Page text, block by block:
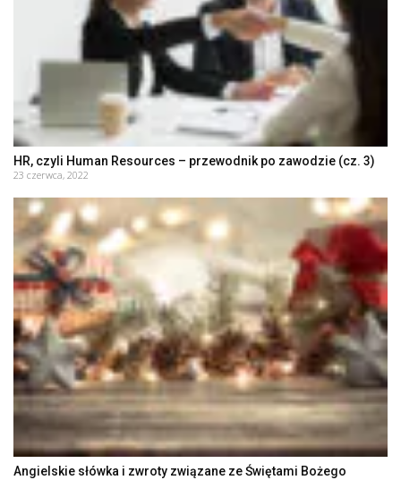
HR, czyli Human Resources – przewodnik po zawodzie (cz. 3)
23 czerwca, 2022
Angielskie słówka i zwroty związane ze Świętami Bożego